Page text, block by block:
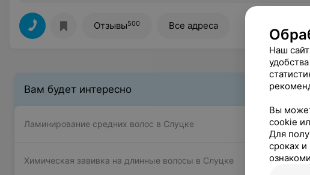
Отзывы500 Все адреса
Вам будет интересно
Ламинирование средних волос в Слуцке
Химическая завивка на длинные волосы в Слуцке
Наш
Вы
cookie
Для
сроках